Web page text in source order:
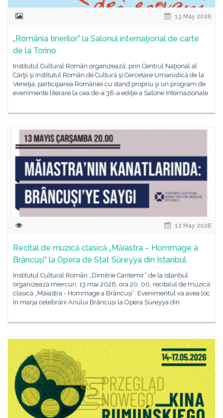
13 May 2026
„România tinerilor” la Salonul internaţional de carte
de la Torino
Institutul Cultural Român organizează, prin Centrul Naţional al
Cărţii şi Institutul Român de Cultură şi Cercetare Umanistică de la
Veneţia, participarea României cu stand propriu şi un program de
evenimente literare la cea de-a 38-a ediţie a Salone Internazionale
12 May 2026
Recital de muzică clasică „Măiastra – Hommage à
Brâncuși” la Opera de Stat Süreyya din Istanbul
Institutul Cultural Român „Dimitrie Cantemir” de la Istanbul
organizează miercuri, 13 mai 2026, ora 20. 00, recitalul de muzică
clasică „Măiastra - Hommage a Brâncuși”. Evenimentul va avea loc
în marja celebrării Anului Brâncuși la Opera Süreyya din